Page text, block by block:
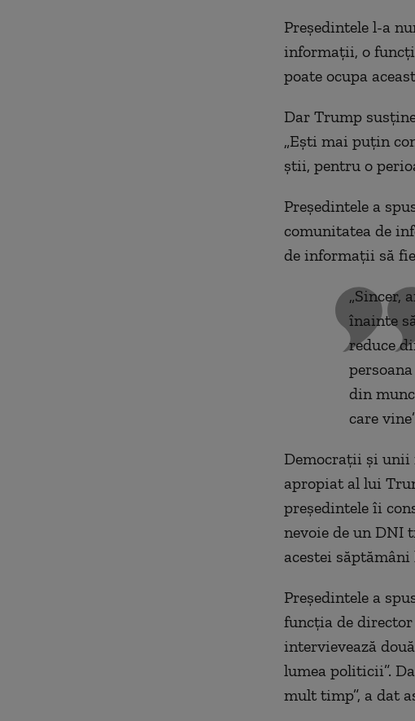
Preşedintele l-a
informaţii, o
poate ocupa
Dar Trump
„Eşti mai puţin
ştii, pentru o
Preşedintele a
comunitatea de
de informaţii să
„Sincer,
înainte
reduce
din
care
Democraţii şi unii
apropiat al lui
preşedintele îi
nevoie de un DNI
acestei
Preşedintele a
funcţia de
intervievează
lumea politicii”.
mult timp”, a dat